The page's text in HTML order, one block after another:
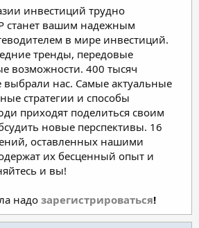
инвестиций трудно
станет вашим надежным
в мире инвестиций.
тренды, передовые
возможности. 400 тысяч
выбрали нас. Самые актуальные
стратегии и способы
приходят поделиться своим
новые перспективы. 16
оставленных нашими
их бесценный опыт и
и вы!
надо зарегистрироваться!